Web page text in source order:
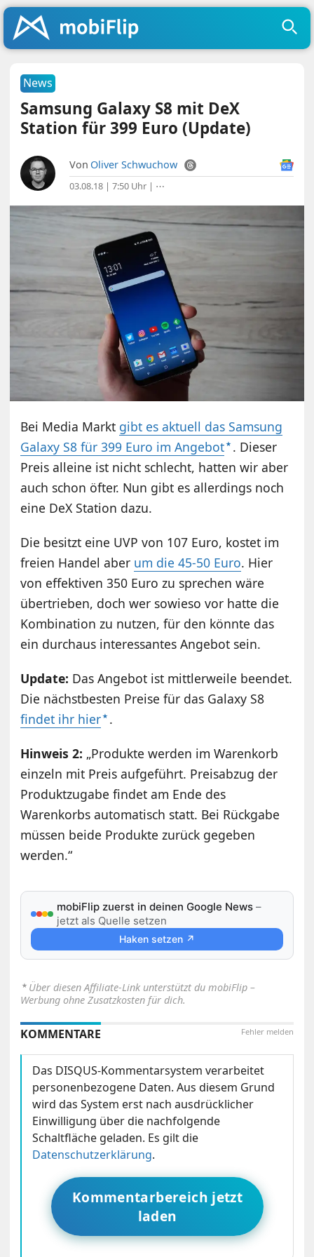
News
Samsung Galaxy S8 mit DeX
Station für 399 Euro (Update)
Von Oliver Schwuchow
03.08.18 | 7:50 Uhr | ⋯
Bei Media Markt gibt es aktuell das Samsung
Galaxy S8 für 399 Euro im Angebot . Dieser
Preis alleine ist nicht schlecht, hatten wir aber
auch schon öfter. Nun gibt es allerdings noch
eine DeX Station dazu.
Die besitzt eine UVP von 107 Euro, kostet im
freien Handel aber um die 45-50 Euro. Hier
von effektiven 350 Euro zu sprechen wäre
übertrieben, doch wer sowieso vor hatte die
Kombination zu nutzen, für den könnte das
ein durchaus interessantes Angebot sein.
Update: Das Angebot ist mittlerweile beendet.
Die nächstbesten Preise für das Galaxy S8
findet ihr hier .
Hinweis 2: „Produkte werden im Warenkorb
einzeln mit Preis aufgeführt. Preisabzug der
Produktzugabe findet am Ende des
Warenkorbs automatisch statt. Bei Rückgabe
müssen beide Produkte zurück gegeben
werden.“
mobiFlip zuerst in deinen Google News –
jetzt als Quelle setzen
Haken setzen ↗
⋆ Über diesen Affiliate-Link unterstützt du mobiFlip –
Werbung ohne Zusatzkosten für dich.
Fehler melden
KOMMENTARE
Das DISQUS-Kommentarsystem verarbeitet
personenbezogene Daten. Aus diesem Grund
wird das System erst nach ausdrücklicher
Einwilligung über die nachfolgende
Schaltfläche geladen. Es gilt die
Datenschutzerklärung.
Kommentarbereich jetzt
laden